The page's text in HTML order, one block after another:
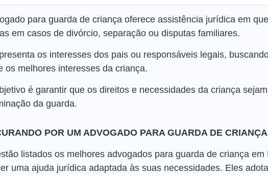
para guarda de criança oferece assistência jurídica em
em casos de divórcio, separação ou disputas familiares.
os interesses dos pais ou responsáveis legais,
os melhores interesses da criança.
é garantir que os direitos e necessidades da criança
da guarda.
POR UM ADVOGADO PARA GUARDA DE
listados os melhores advogados para guarda de criança
uma ajuda jurídica adaptada às suas necessidades. Eles